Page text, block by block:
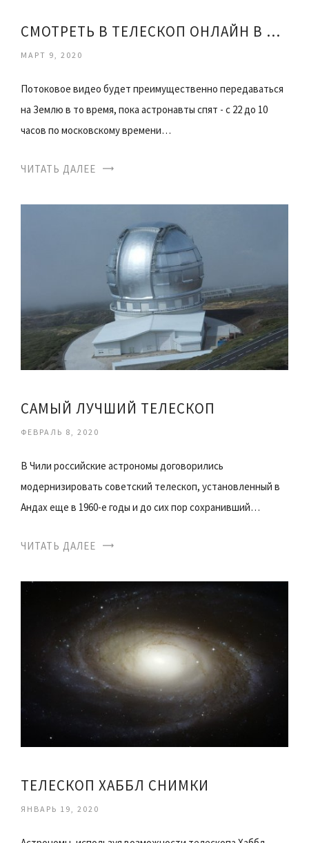
СМОТРЕТЬ В ТЕЛЕСКОП ОНЛАЙН В РЕАЛЬНОМ ВРЕМЕНИ
МАРТ 9, 2020
Потоковое видео будет преимущественно передаваться
на Землю в то время, пока астронавты спят - с 22 до 10
часов по московскому времени…
ЧИТАТЬ ДАЛЕЕ
САМЫЙ ЛУЧШИЙ ТЕЛЕСКОП
ФЕВРАЛЬ 8, 2020
В Чили российские астрономы договорились
модернизировать советский телескоп, установленный в
Андах еще в 1960-е годы и до сих пор сохранивший…
ЧИТАТЬ ДАЛЕЕ
ТЕЛЕСКОП ХАББЛ СНИМКИ
ЯНВАРЬ 19, 2020